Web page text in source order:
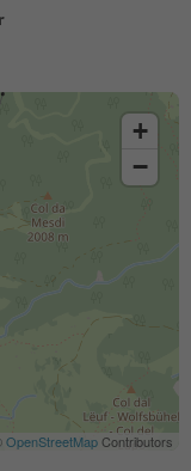
+
−
OpenStreetMapContributors